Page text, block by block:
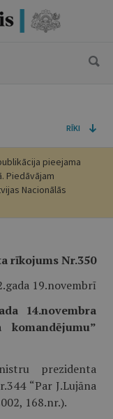
RĪKI
pieejama
Piedāvājam
Nacionālās
rīkojums Nr.350
19.novembrī
14.novembra
prezidenta
“Par J.Lujāna
168.nr.).